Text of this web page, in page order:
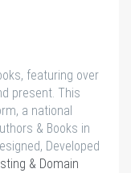
featuring over
present. This
a national
& Books in
Developed
& Domain